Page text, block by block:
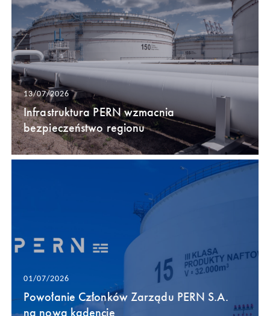
13/07/2026
Infrastruktura PERN wzmacnia
bezpieczeństwo regionu
01/07/2026
Powołanie Członków Zarządu PERN S.A.
na nową kadencję